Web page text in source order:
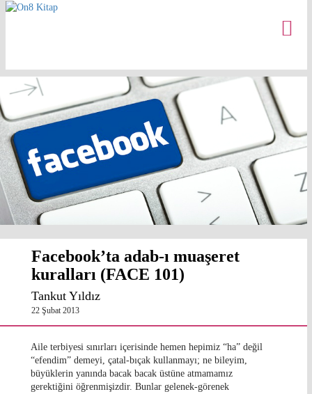
Facebook’ta adab-ı muaşeret
kuralları (FACE 101)
Tankut Yıldız
22 Şubat 2013
Aile terbiyesi sınırları içerisinde hemen hepimiz “ha” değil
“efendim” demeyi, çatal-bıçak kullanmayı; ne bileyim,
büyüklerin yanında bacak bacak üstüne atmamamız
gerektiğini öğrenmişizdir. Bunlar gelenek-görenek